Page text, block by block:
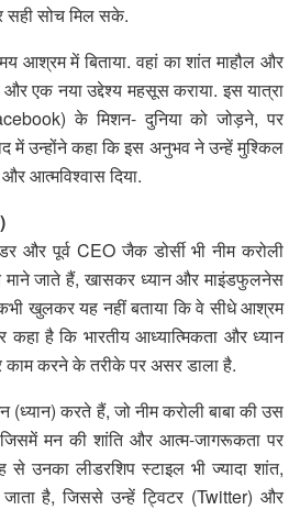
सही सोच मिल सके.
आश्रम में बिताया. वहां का शांत माहौल और
एक नया उद्देश्य महसूस कराया. इस यात्रा
के मिशन- दुनिया को जोड़ने, पर
में उन्होंने कहा कि इस अनुभव ने उन्हें मुश्किल
आत्मविश्वास दिया.
और पूर्व CEO जैक डोर्सी भी नीम करोली
माने जाते हैं, खासकर ध्यान और माइंडफुलनेस
खुलकर यह नहीं बताया कि वे सीधे आश्रम
है कि भारतीय आध्यात्मिकता और ध्यान
करने के तरीके पर असर डाला है.
(ध्यान) करते हैं, जो नीम करोली बाबा की उस
मन की शांति और आत्म-जागरूकता पर
से उनका लीडरशिप स्टाइल भी ज्यादा शांत,
है, जिससे उन्हें ट्विटर (Twitter) और